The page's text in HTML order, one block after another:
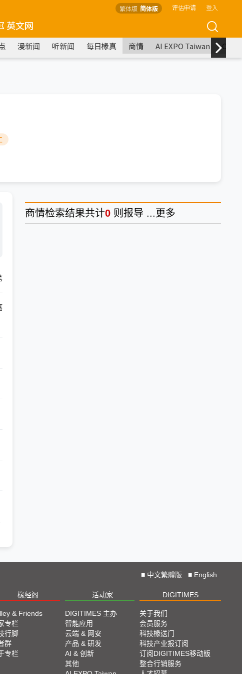
繁体版 简体版 评估申请 登入
英文网
漫新闻 听新闻 每日椽真 商情 AI EXPO Taiwan
商情检索结果共计0 则报导 ... 更多
■ 中文繁體版 ■ English
椽经阁 活动家 DIGITIMES
& Friends
专栏
行脚
群
专栏
DIGITIMES 主办
智能应用
云端 & 网安
产品 & 研发
AI & 创新
其他
关于我们
会员服务
科技椽送门
科技产业报订阅
订阅DIGITIMES移动版
整合行销服务